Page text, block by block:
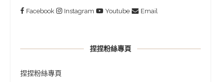
Facebook Instagram Youtube Email
捏捏粉絲專頁
捏捏粉絲專頁